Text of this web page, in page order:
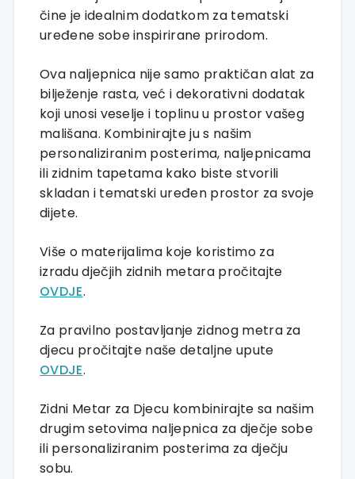
čine je idealnim dodatkom za tematski
uređene sobe inspirirane prirodom.
Ova naljepnica nije samo praktičan alat za
bilježenje rasta, već i dekorativni dodatak
koji unosi veselje i toplinu u prostor vašeg
mališana. Kombinirajte ju s našim
personaliziranim posterima, naljepnicama
ili zidnim tapetama kako biste stvorili
skladan i tematski uređen prostor za svoje
dijete.
Više o materijalima koje koristimo za
izradu dječjih zidnih metara pročitajte
OVDJE.
Za pravilno postavljanje zidnog metra za
djecu pročitajte naše detaljne upute
OVDJE.
Zidni Metar za Djecu kombinirajte sa našim
drugim setovima naljepnica za dječje sobe
ili personaliziranim posterima za dječju
sobu.